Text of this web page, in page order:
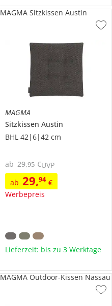
MAGMA
Sitzkissen Austin
BHL 42|6|42 cm
ab 29,94 €
Werbepreis
ab 29,95 €UVP
MAGMA Sitzkissen Austin
Lieferzeit: bis zu 3 Werktage
MAGMA Outdoor-Kissen Nassau